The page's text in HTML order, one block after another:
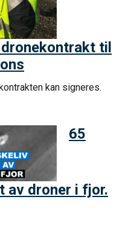
til
kan signeres.
65
av droner i fjor.